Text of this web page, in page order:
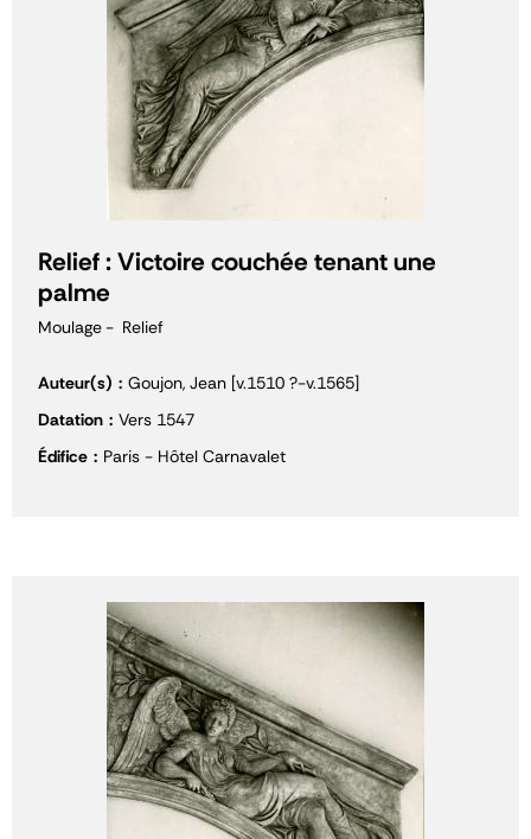
Relief : Victoire couchée tenant une
palme
Moulage Relief
Auteur(s)
Goujon, Jean [v.1510 ?-v.1565]
Datation
Vers 1547
Édifice
Paris - Hôtel Carnavalet